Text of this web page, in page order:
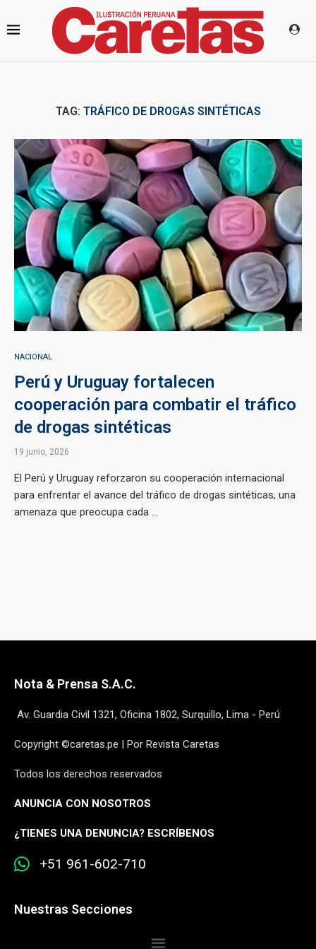
TAG: TRÁFICO DE DROGAS SINTÉTICAS
NACIONAL
Perú y Uruguay fortalecen
cooperación para combatir el tráfico
de drogas sintéticas
19 junio, 2026
El Perú y Uruguay reforzaron su cooperación internacional
para enfrentar el avance del tráfico de drogas sintéticas, una
amenaza que preocupa cada ...
Nota & Prensa S.A.C.
Av. Guardia Civil 1321, Oficina 1802, Surquillo, Lima - Perú
Copyright ©caretas.pe | Por Revista Caretas
Todos los derechos reservados
ANUNCIA CON NOSOTROS
¿TIENES UNA DENUNCIA? ESCRÍBENOS
+51 961-602-710
Nuestras Secciones